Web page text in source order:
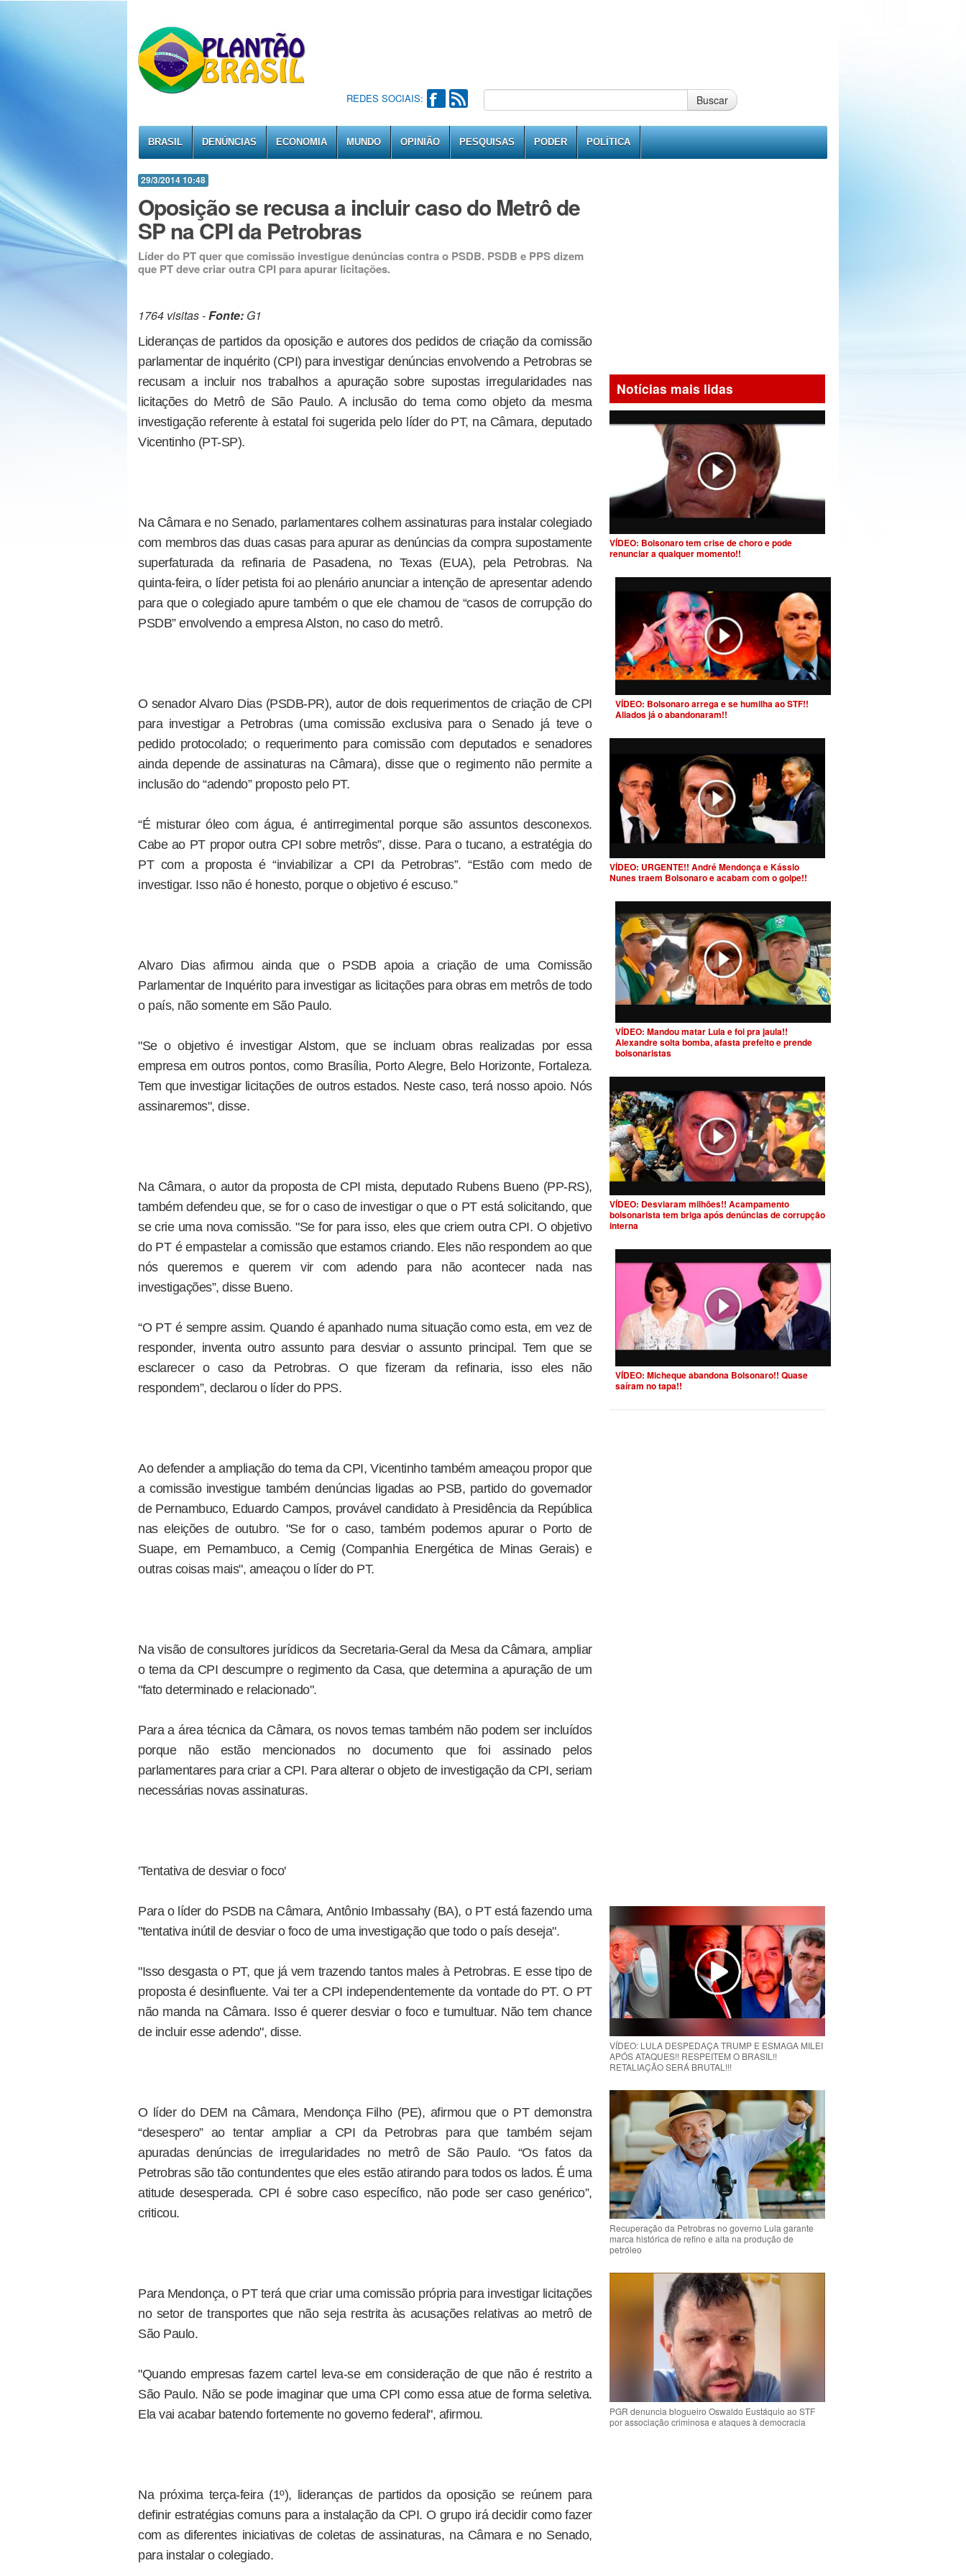
REDES SOCIAIS: Buscar
BRASIL DENÚNCIAS ECONOMIA MUNDO OPINIÃO PESQUISAS PODER POLÍTICA
29/3/2014 10:48
Oposição se recusa a incluir caso do Metrô de
SP na CPI da Petrobras
Líder do PT quer que comissão investigue denúncias contra o PSDB. PSDB e PPS dizem
que PT deve criar outra CPI para apurar licitações.
1764 visitas -Fonte: G1
Lideranças de partidos da oposição e autores dos pedidos de criação da comissão
parlamentar de inquérito (CPI) para investigar denúncias envolvendo a Petrobras se
recusam a incluir nos trabalhos a apuração sobre supostas irregularidades nas
licitações do Metrô de São Paulo. A inclusão do tema como objeto da mesma
investigação referente à estatal foi sugerida pelo líder do PT, na Câmara, deputado
Vicentinho (PT-SP).
Na Câmara e no Senado, parlamentares colhem assinaturas para instalar colegiado
com membros das duas casas para apurar as denúncias da compra supostamente
superfaturada da refinaria de Pasadena, no Texas (EUA), pela Petrobras. Na
quinta-feira, o líder petista foi ao plenário anunciar a intenção de apresentar adendo
para que o colegiado apure também o que ele chamou de “casos de corrupção do
PSDB” envolvendo a empresa Alston, no caso do metrô.
O senador Alvaro Dias (PSDB-PR), autor de dois requerimentos de criação de CPI
para investigar a Petrobras (uma comissão exclusiva para o Senado já teve o
pedido protocolado; o requerimento para comissão com deputados e senadores
ainda depende de assinaturas na Câmara), disse que o regimento não permite a
inclusão do “adendo” proposto pelo PT.
“É misturar óleo com água, é antirregimental porque são assuntos desconexos.
Cabe ao PT propor outra CPI sobre metrôs”, disse. Para o tucano, a estratégia do
PT com a proposta é “inviabilizar a CPI da Petrobras”. “Estão com medo de
investigar. Isso não é honesto, porque o objetivo é escuso.”
Alvaro Dias afirmou ainda que o PSDB apoia a criação de uma Comissão
Parlamentar de Inquérito para investigar as licitações para obras em metrôs de todo
o país, não somente em São Paulo.
"Se o objetivo é investigar Alstom, que se incluam obras realizadas por essa
empresa em outros pontos, como Brasília, Porto Alegre, Belo Horizonte, Fortaleza.
Tem que investigar licitações de outros estados. Neste caso, terá nosso apoio. Nós
assinaremos", disse.
Na Câmara, o autor da proposta de CPI mista, deputado Rubens Bueno (PP-RS),
também defendeu que, se for o caso de investigar o que o PT está solicitando, que
se crie uma nova comissão. "Se for para isso, eles que criem outra CPI. O objetivo
do PT é empastelar a comissão que estamos criando. Eles não respondem ao que
nós queremos e querem vir com adendo para não acontecer nada nas
investigações”, disse Bueno.
“O PT é sempre assim. Quando é apanhado numa situação como esta, em vez de
responder, inventa outro assunto para desviar o assunto principal. Tem que se
esclarecer o caso da Petrobras. O que fizeram da refinaria, isso eles não
respondem”, declarou o líder do PPS.
Ao defender a ampliação do tema da CPI, Vicentinho também ameaçou propor que
a comissão investigue também denúncias ligadas ao PSB, partido do governador
de Pernambuco, Eduardo Campos, provável candidato à Presidência da República
nas eleições de outubro. "Se for o caso, também podemos apurar o Porto de
Suape, em Pernambuco, a Cemig (Companhia Energética de Minas Gerais) e
outras coisas mais", ameaçou o líder do PT.
Na visão de consultores jurídicos da Secretaria-Geral da Mesa da Câmara, ampliar
o tema da CPI descumpre o regimento da Casa, que determina a apuração de um
"fato determinado e relacionado".
Para a área técnica da Câmara, os novos temas também não podem ser incluídos
porque não estão mencionados no documento que foi assinado pelos
parlamentares para criar a CPI. Para alterar o objeto de investigação da CPI, seriam
necessárias novas assinaturas.
'Tentativa de desviar o foco'
Para o líder do PSDB na Câmara, Antônio Imbassahy (BA), o PT está fazendo uma
"tentativa inútil de desviar o foco de uma investigação que todo o país deseja".
"Isso desgasta o PT, que já vem trazendo tantos males à Petrobras. E esse tipo de
proposta é desinfluente. Vai ter a CPI independentemente da vontade do PT. O PT
não manda na Câmara. Isso é querer desviar o foco e tumultuar. Não tem chance
de incluir esse adendo", disse.
O líder do DEM na Câmara, Mendonça Filho (PE), afirmou que o PT demonstra
“desespero” ao tentar ampliar a CPI da Petrobras para que também sejam
apuradas denúncias de irregularidades no metrô de São Paulo. “Os fatos da
Petrobras são tão contundentes que eles estão atirando para todos os lados. É uma
atitude desesperada. CPI é sobre caso específico, não pode ser caso genérico”,
criticou.
Para Mendonça, o PT terá que criar uma comissão própria para investigar licitações
no setor de transportes que não seja restrita às acusações relativas ao metrô de
São Paulo.
"Quando empresas fazem cartel leva-se em consideração de que não é restrito a
São Paulo. Não se pode imaginar que uma CPI como essa atue de forma seletiva.
Ela vai acabar batendo fortemente no governo federal", afirmou.
Na próxima terça-feira (1º), lideranças de partidos da oposição se reúnem para
definir estratégias comuns para a instalação da CPI. O grupo irá decidir como fazer
com as diferentes iniciativas de coletas de assinaturas, na Câmara e no Senado,
para instalar o colegiado.
Notícias mais lidas
VÍDEO: Bolsonaro tem crise de choro e pode
renunciar a qualquer momento!!
VÍDEO: Bolsonaro arrega e se humilha ao STF!!
Aliados já o abandonaram!!
VÍDEO: URGENTE!! André Mendonça e Kássio
Nunes traem Bolsonaro e acabam com o golpe!!
VÍDEO: Mandou matar Lula e foi pra jaula!!
Alexandre solta bomba, afasta prefeito e prende
bolsonaristas
VÍDEO: Desviaram milhões!! Acampamento
bolsonarista tem briga após denúncias de corrupção
interna
VÍDEO: Micheque abandona Bolsonaro!! Quase
saíram no tapa!!
VÍDEO: LULA DESPEDAÇA TRUMP E ESMAGA MILEI
APÓS ATAQUES!! RESPEITEM O BRASIL!!
RETALIAÇÃO SERÁ BRUTAL!!!
Recuperação da Petrobras no governo Lula garante
marca histórica de refino e alta na produção de
petróleo
PGR denuncia blogueiro Oswaldo Eustáquio ao STF
por associação criminosa e ataques à democracia